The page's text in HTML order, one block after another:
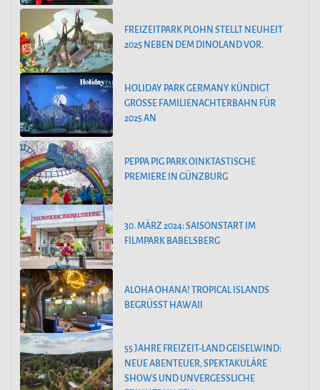
FREIZEITPARK PLOHN STELLT NEUHEIT
2025 NEBEN DEM DINOLAND VOR.
HOLIDAY PARK GERMANY KÜNDIGT
GROSSE FAMILIENACHTERBAHN FÜR 2
025 AN
PEPPA PIG PARK OINKTASTISCHE
PREMIERE IN GÜNZBURG
30. MÄRZ 2024: SAISONSTART IM
FILMPARK BABELSBERG
ALOHA OHANA! TROPICAL ISLANDS
BEGRÜSST HAWAII
55 JAHRE FREIZEIT-LAND GEISELWIND:
NEUE ABENTEUER, SPEKTAKULÄRE
SHOWS UND UNVERGESSLICHE